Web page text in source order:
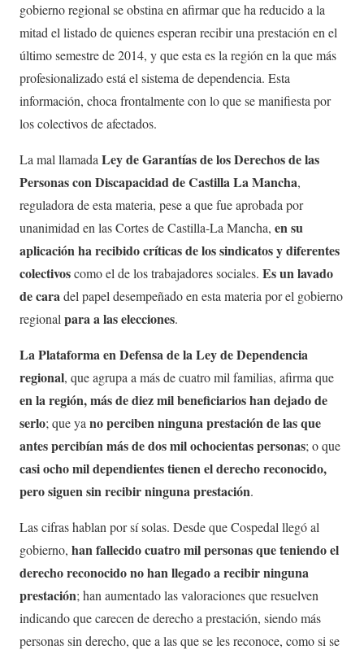
gobierno regional se obstina en afirmar que ha reducido a la
mitad el listado de quienes esperan recibir una prestación en el
último semestre de 2014, y que esta es la región en la que más
profesionalizado está el sistema de dependencia. Esta
información, choca frontalmente con lo que se manifiesta por
los colectivos de afectados.
La mal llamada Ley de Garantías de los Derechos de las
Personas con Discapacidad de Castilla La Mancha,
reguladora de esta materia, pese a que fue aprobada por
unanimidad en las Cortes de Castilla-La Mancha, en su
aplicación ha recibido críticas de los sindicatos y diferentes
colectivoscomo el de los trabajadores sociales. Es un lavado
de caradel papel desempeñado en esta materia por el gobierno
regional para a las elecciones.
La Plataforma en Defensa de la Ley de Dependencia
regional, que agrupa a más de cuatro mil familias, afirma que
en la región, más de diez mil beneficiarios han dejado de
serlo; que ya no perciben ninguna prestación de las que
antes percibían más de dos mil ochocientas personas; o que
casi ocho mil dependientes tienen el derecho reconocido,
pero siguen sin recibir ninguna prestación.
Las cifras hablan por sí solas. Desde que Cospedal llegó al
gobierno, han fallecido cuatro mil personas que teniendo el
derecho reconocido no han llegado a recibir ninguna
prestación; han aumentado las valoraciones que resuelven
indicando que carecen de derecho a prestación, siendo más
personas sin derecho, que a las que se les reconoce, como si se